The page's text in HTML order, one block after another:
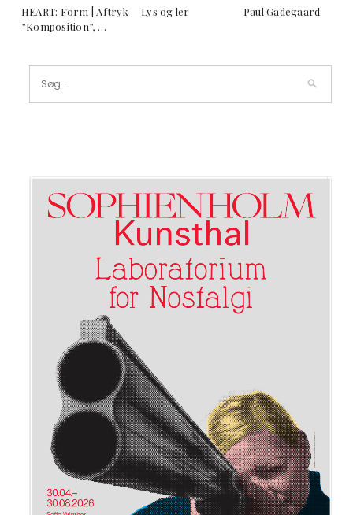
HEART: Form | Aftryk Lys og ler Paul Gadegaard:
”Komposition”, …